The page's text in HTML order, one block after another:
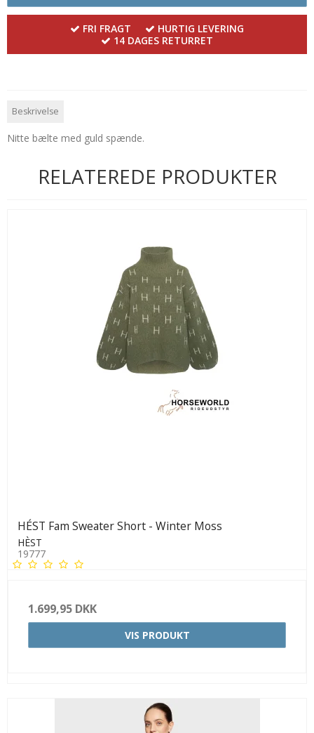
FRI FRAGT
HURTIG LEVERING
14 DAGES RETURRET
Beskrivelse
Nitte bælte med guld spænde.
RELATEREDE PRODUKTER
HÉST Fam Sweater Short - Winter Moss
HÈST
19777
1.699,95 DKK
VIS PRODUKT